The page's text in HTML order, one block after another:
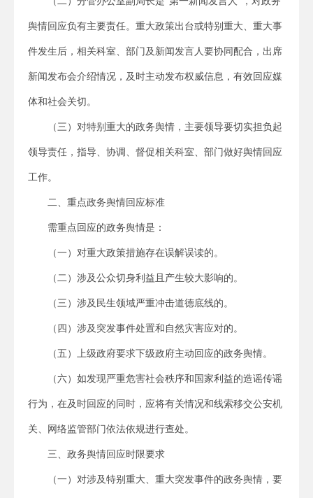
舆情回应负有主要责任。重大政策出台或特别重大、重大事
件发生后，相关科室、部门及新闻发言人要协同配合，出席
新闻发布会介绍情况，及时主动发布权威信息，有效回应媒
体和社会关切。
（三）对特别重大的政务舆情，主要领导要切实担负起
领导责任，指导、协调、督促相关科室、部门做好舆情回应
工作。
二、重点政务舆情回应标准
需重点回应的政务舆情是：
（一）对重大政策措施存在误解误读的。
（二）涉及公众切身利益且产生较大影响的。
（三）涉及民生领域严重冲击道德底线的。
（四）涉及突发事件处置和自然灾害应对的。
（五）上级政府要求下级政府主动回应的政务舆情。
（六）如发现严重危害社会秩序和国家利益的造谣传谣
行为，在及时回应的同时，应将有关情况和线索移交公安机
关、网络监管部门依法依规进行查处。
三、政务舆情回应时限要求
（一）对涉及特别重大、重大突发事件的政务舆情，要